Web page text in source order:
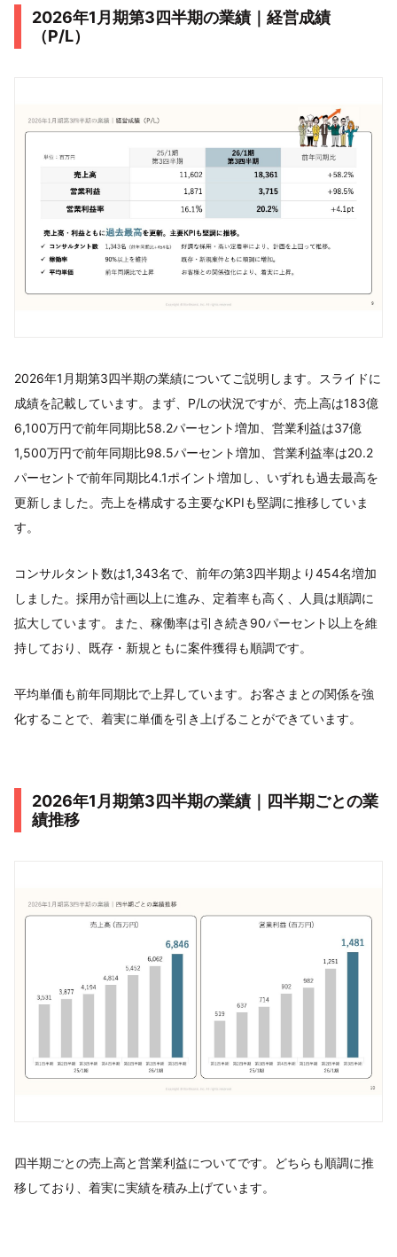
2026年1月期第3四半期の業績｜経営成績
（P/L）
2026年1月期第3四半期の業績についてご説明します。スライドに
成績を記載しています。まず、P/Lの状況ですが、売上高は183億
6,100万円で前年同期比58.2パーセント増加、営業利益は37億
1,500万円で前年同期比98.5パーセント増加、営業利益率は20.2
パーセントで前年同期比4.1ポイント増加し、いずれも過去最高を
更新しました。売上を構成する主要なKPIも堅調に推移していま
す。
コンサルタント数は1,343名で、前年の第3四半期より454名増加
しました。採用が計画以上に進み、定着率も高く、人員は順調に
拡大しています。また、稼働率は引き続き90パーセント以上を維
持しており、既存・新規ともに案件獲得も順調です。
平均単価も前年同期比で上昇しています。お客さまとの関係を強
化することで、着実に単価を引き上げることができています。
2026年1月期第3四半期の業績｜四半期ごとの業
績推移
四半期ごとの売上高と営業利益についてです。どちらも順調に推
移しており、着実に実績を積み上げています。